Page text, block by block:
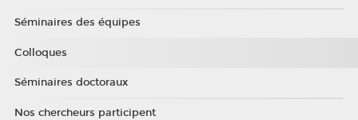
Séminaires des équipes
Colloques
Séminaires doctoraux
Nos chercheurs participent